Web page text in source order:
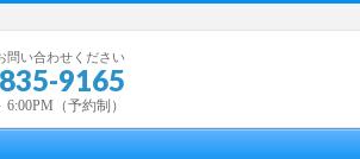
問い合わせください
9165
（予約制）